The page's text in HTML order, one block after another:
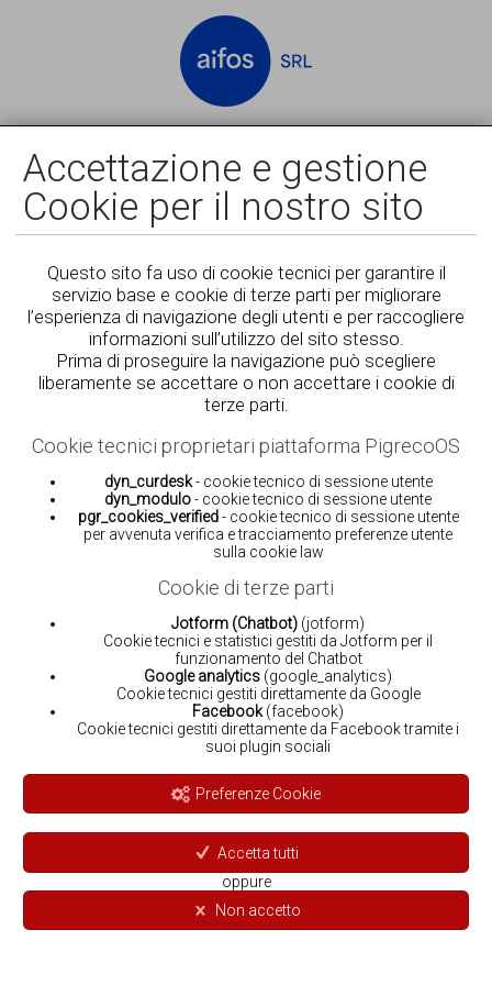
Accettazione e gestione
Cookie per il nostro sito
Questo sito fa uso di cookie tecnici per garantire il
servizio base e cookie di terze parti per migliorare
l’esperienza di navigazione degli utenti e per raccogliere
informazioni sull’utilizzo del sito stesso.
Prima di proseguire la navigazione può scegliere
liberamente se accettare o non accettare i cookie di
terze parti.
Cookie tecnici proprietari piattaforma PigrecoOS
dyn_curdesk- cookie tecnico di sessione utente
dyn_modulo- cookie tecnico di sessione utente
pgr_cookies_verified- cookie tecnico di sessione utente
per avvenuta verifica e tracciamento preferenze utente
sulla cookie law
Cookie di terze parti
Jotform (Chatbot) (jotform)
Cookie tecnici e statistici gestiti da Jotform per il
funzionamento del Chatbot
Google analytics (google_analytics)
Cookie tecnici gestiti direttamente da Google
Facebook(facebook)
Cookie tecnici gestiti direttamente da Facebook tramite i
suoi plugin sociali
Preferenze Cookie
Accetta tutti
oppure
Non accetto